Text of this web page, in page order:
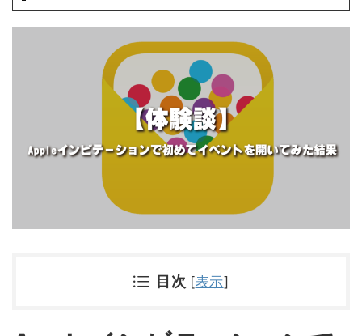
目次 [表示]